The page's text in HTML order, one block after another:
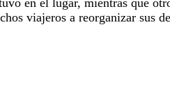
en el lugar, mientras que
viajeros a reorganizar sus